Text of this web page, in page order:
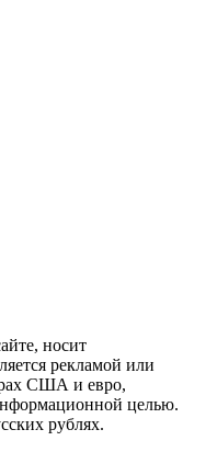
носит
рекламой или
США и евро,
целью.
рублях.